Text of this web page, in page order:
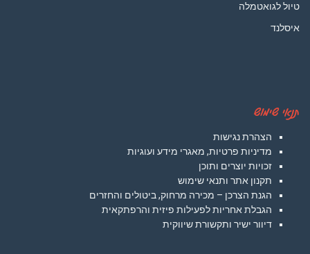
טיול לגואטמלה
איסלנד
תנאי שימוש
הצהרת נגישות
מדיניות פרטיות, מאגרי מידע ועוגיות
זכויות יוצרים ותוכן
תקנון אתר ותנאי שימוש
הגנת הצרכן – מכירה מרחוק, ביטולים והחזרים
הגבלת אחריות לפעילות פיזית והרפתקאית
דיוור ישיר ותקשורת שיווקית